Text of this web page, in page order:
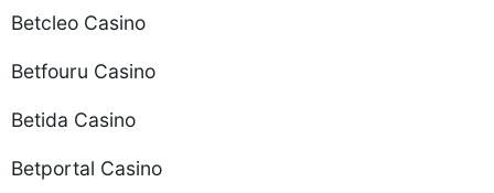
Betcleo Casino
Betfouru Casino
Betida Casino
Betportal Casino